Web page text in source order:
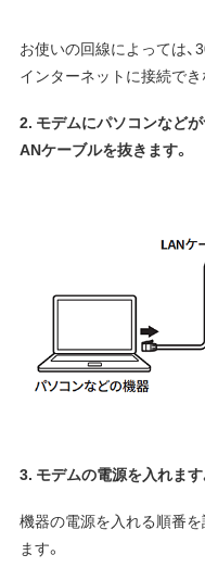
お使いの回線によっては、
インターネットに接続でき
2. モデムにパソコンなど
ANケーブルを抜きます。
3. モデムの電源を入れます
機器の電源を入れる順番
ます。